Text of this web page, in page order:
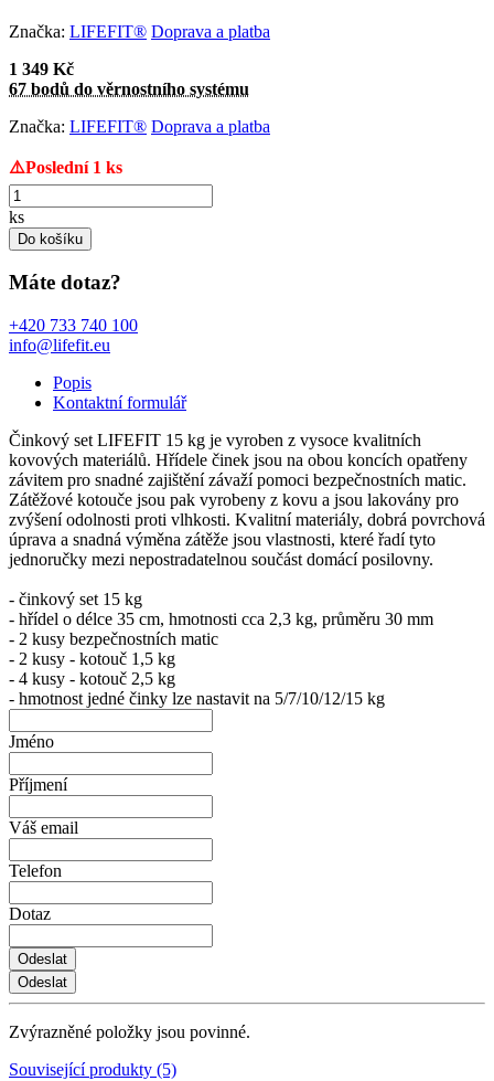
Značka: LIFEFIT® Doprava a platba
1 349 Kč
67 bodů do věrnostního systému
Značka: LIFEFIT® Doprava a platba
⚠️Poslední 1 ks
ks
Do košíku
Máte dotaz?
+420 733 740 100
info@lifefit.eu
Popis
Kontaktní formulář
Činkový set LIFEFIT 15 kg je vyroben z vysoce kvalitních
kovových materiálů. Hřídele činek jsou na obou koncích opatřeny
závitem pro snadné zajištění závaží pomoci bezpečnostních matic.
Zátěžové kotouče jsou pak vyrobeny z kovu a jsou lakovány pro
zvýšení odolnosti proti vlhkosti. Kvalitní materiály, dobrá povrchová
úprava a snadná výměna zátěže jsou vlastnosti, které řadí tyto
jednoručky mezi nepostradatelnou součást domácí posilovny.
- činkový set 15 kg
- hřídel o délce 35 cm, hmotnosti cca 2,3 kg, průměru 30 mm
- 2 kusy bezpečnostních matic
- 2 kusy - kotouč 1,5 kg
- 4 kusy - kotouč 2,5 kg
- hmotnost jedné činky lze nastavit na 5/7/10/12/15 kg
Jméno
Příjmení
Váš email
Telefon
Dotaz
Zvýrazněné položky jsou povinné.
Související produkty (5)